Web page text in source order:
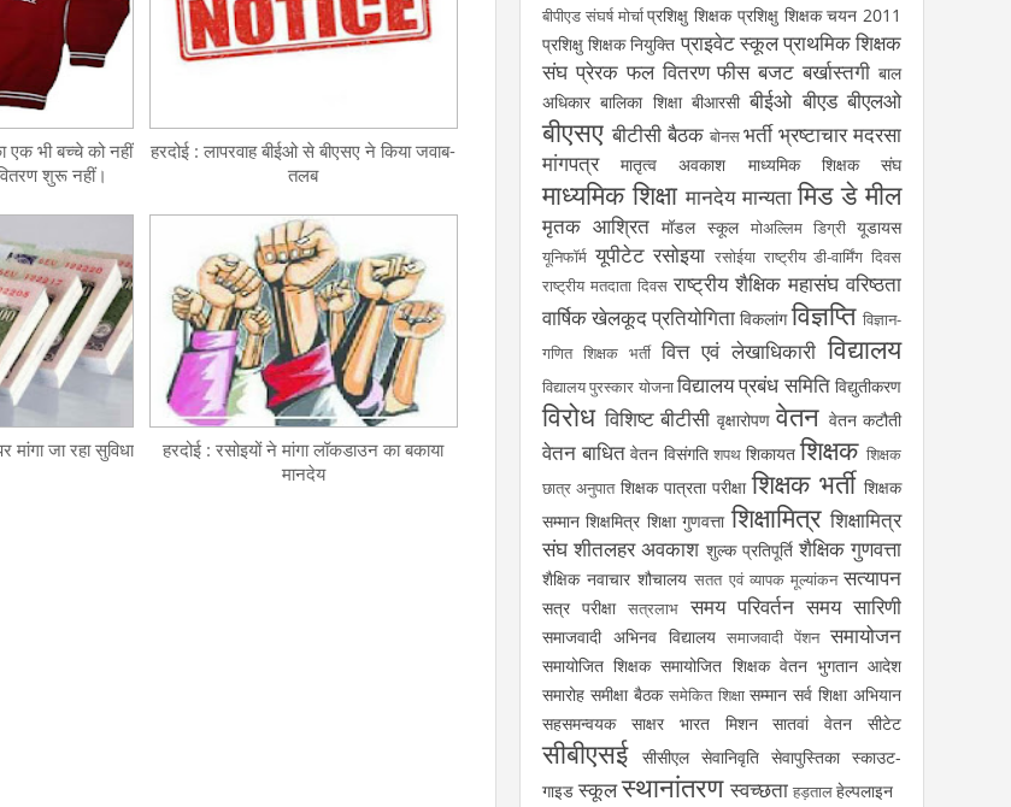
एक भी बच्चे को नहीं
शुरू नहीं।
हरदोई : लापरवाह बीईओ से बीएसए ने किया जवाब-
तलब
जा रहा सुविधा
हरदोई : रसोइयों ने मांगा लॉकडाउन का बकाया
मानदेय
बीपीएड संघर्ष मोर्चा प्रशिक्षु शिक्षक प्रशिक्षु शिक्षक चयन 2011
प्रशिक्षु शिक्षक नियुक्ति प्राइवेट स्कूलप्राथमिक शिक्षक
संघ प्रेरक फल वितरण फीस बजट बर्खास्तगी बाल
अधिकार बालिका शिक्षा बीआरसी बीईओ बीएड बीएलओ
बीएसए बीटीसी बैठक बोनस भर्ती भ्रष्टाचार मदरसा
मांगपत्र
मातृत्व अवकाश माध्यमिक शिक्षक संघ
माध्यमिक शिक्षा मानदेय मान्यता मिड डे मील
मृतक आश्रित मॉडल स्कूल मोअल्लिम डिग्री यूडायस
यूनिफॉर्म यूपीटेट रसोइया रसोईया राष्ट्रीय डी-वार्मिंग दिवस
राष्ट्रीय मतदाता दिवस राष्ट्रीय शैक्षिक महासंघ वरिष्ठता
वार्षिक खेलकूद प्रतियोगिता विकलांग विज्ञप्ति विज्ञान-
गणित शिक्षक भर्ती वित्त एवं लेखाधिकारी विद्यालय
विद्यालय पुरस्कार योजनाविद्यालय प्रबंध समिति विद्युतीकरण
विरोध विशिष्ट बीटीसी वृक्षारोपण वेतन वेतन कटौती
वेतन बाधित वेतन विसंगति शपथ शिकायत शिक्षक शिक्षक
छात्र अनुपात शिक्षक पात्रता परीक्षा शिक्षक भर्ती शिक्षक
सम्मान शिक्षमित्र शिक्षा गुणवत्ता शिक्षामित्र शिक्षामित्र
संघ शीतलहर अवकाश शुल्क प्रतिपूर्ति शैक्षिक गुणवत्ता
शैक्षिक नवाचार शौचालय सतत एवं व्यापक मूल्यांकन सत्यापन
सत्र परीक्षा सत्रलाभ समय परिवर्तन समय सारिणी
समाजवादी अभिनव विद्यालय समाजवादी पेंशन समायोजन
समायोजित शिक्षक समायोजित शिक्षक वेतन भुगतान आदेश
समारोह समीक्षा बैठक समेकित शिक्षा सम्मान सर्व शिक्षा अभियान
सहसमन्वयक
साक्षर भारत मिशन सातवां वेतन सीटेट
सीबीएसई सीसीएल सेवानिवृति सेवापुस्तिका स्काउट-
गाइड स्कूलस्थानांतरण स्वच्छता हड़तालहेल्पलाइन